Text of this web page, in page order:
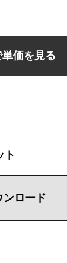
価を見る
ト
ンロード